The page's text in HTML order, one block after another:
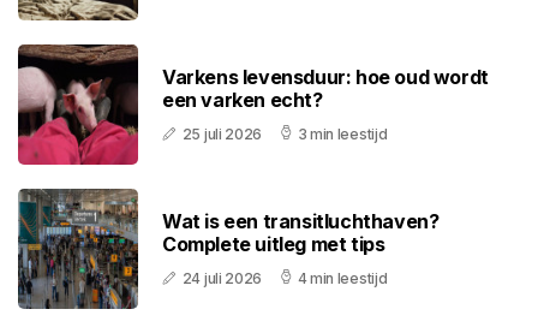
Varkens levensduur: hoe oud wordt
een varken echt?
25 juli 2026 3 min leestijd
Wat is een transitluchthaven?
Complete uitleg met tips
24 juli 2026 4 min leestijd